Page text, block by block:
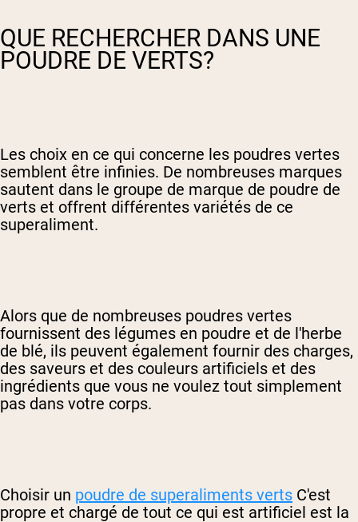
QUE RECHERCHER DANS UNE
POUDRE DE VERTS?
Les choix en ce qui concerne les poudres vertes
semblent être infinies. De nombreuses marques
sautent dans le groupe de marque de poudre de
verts et offrent différentes variétés de ce
superaliment.
Alors que de nombreuses poudres vertes
fournissent des légumes en poudre et de l'herbe
de blé, ils peuvent également fournir des charges,
des saveurs et des couleurs artificiels et des
ingrédients que vous ne voulez tout simplement
pas dans votre corps.
Choisir un poudre de superaliments verts C'est
propre et chargé de tout ce qui est artificiel est la